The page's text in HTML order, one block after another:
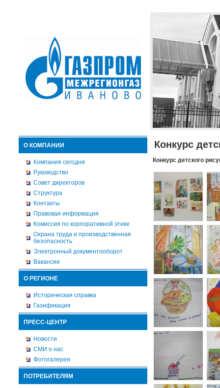
О КОМПАНИИ
Компания сегодня
Руководство
Совет директоров
Структура
Контакты
Правовая информация
Комиссия по корпоративной этике
Охрана труда и производственная
безопасность
Электронный документооборот
Вакансии
О РЕГИОНЕ
Историческая справка
Газификация
ПРЕСС-ЦЕНТР
Новости
СМИ о нас
Фотогалерея
ПОТРЕБИТЕЛЯМ
Конкурс
Конкурс детского